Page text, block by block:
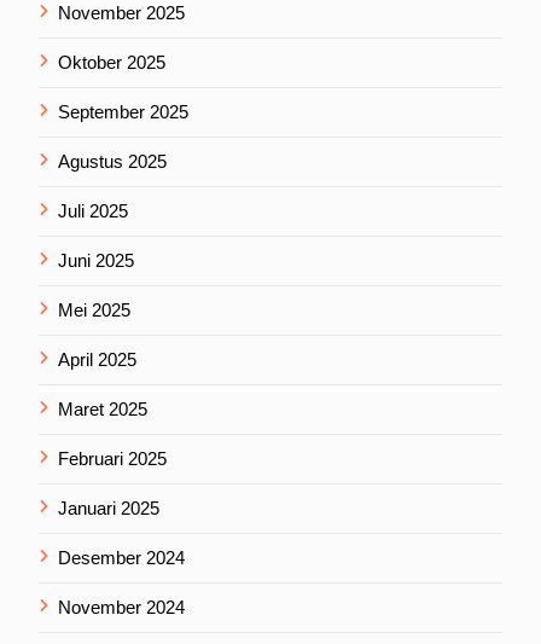
November 2025
Oktober 2025
September 2025
Agustus 2025
Juli 2025
Juni 2025
Mei 2025
April 2025
Maret 2025
Februari 2025
Januari 2025
Desember 2024
November 2024